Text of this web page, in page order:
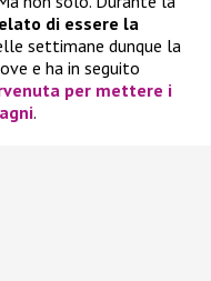
di essere la
settimane dunque la
e ha in seguito
per mettere i
.